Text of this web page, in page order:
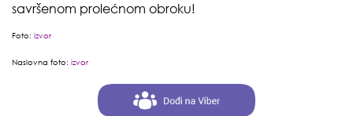
savršenom prolećnom obroku!
Foto: izvor
Naslovna foto: izvor